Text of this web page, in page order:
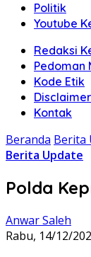
Politik
Youtube
Redaksi
Pedoman
Kode Etik
Disclaimer
Kontak
Beranda Berita
Berita Update
Polda
Anwar Saleh
Rabu, 14/12/